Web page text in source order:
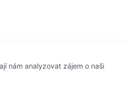
nám analyzovat zájem o naši
provozuje: